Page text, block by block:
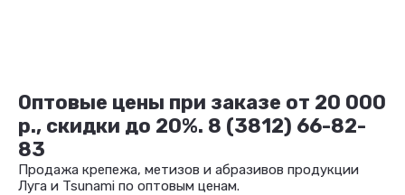
Оптовые цены при заказе от 20 000
р., скидки до 20%. 8 (3812) 66-82-
83
Продажа крепежа, метизов и абразивов продукции
Луга и Tsunami по оптовым ценам.